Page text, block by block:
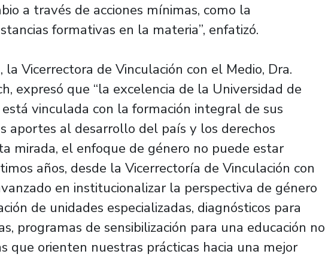
a través de acciones mínimas, como la
formativas en la materia”, enfatizó.
la Vicerrectora de Vinculación con el Medio, Dra.
expresó que “la excelencia de la Universidad de
vinculada con la formación integral de sus
aportes al desarrollo del país y los derechos
mirada, el enfoque de género no puede estar
años, desde la Vicerrectoría de Vinculación con
en institucionalizar la perspectiva de género
de unidades especializadas, diagnósticos para
programas de sensibilización para una educación no
que orienten nuestras prácticas hacia una mejor